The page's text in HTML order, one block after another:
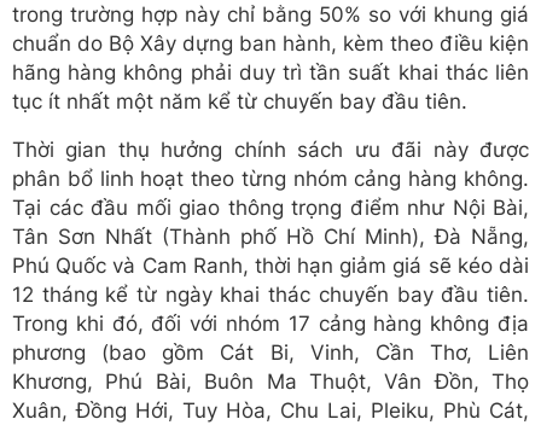
trong trường hợp này chỉ bằng 50% so với khung giá
chuẩn do Bộ Xây dựng ban hành, kèm theo điều kiện
hãng hàng không phải duy trì tần suất khai thác liên
tục ít nhất một năm kể từ chuyến bay đầu tiên.
Thời gian thụ hưởng chính sách ưu đãi này được
phân bổ linh hoạt theo từng nhóm cảng hàng không.
Tại các đầu mối giao thông trọng điểm như Nội Bài,
Tân Sơn Nhất (Thành phố Hồ Chí Minh), Đà Nẵng,
Phú Quốc và Cam Ranh, thời hạn giảm giá sẽ kéo dài
12 tháng kể từ ngày khai thác chuyến bay đầu tiên.
Trong khi đó, đối với nhóm 17 cảng hàng không địa
phương (bao gồm Cát Bi, Vinh, Cần Thơ, Liên
Khương, Phú Bài, Buôn Ma Thuột, Vân Đồn, Thọ
Xuân, Đồng Hới, Tuy Hòa, Chu Lai, Pleiku, Phù Cát,